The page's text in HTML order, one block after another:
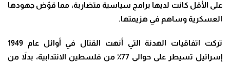
على الأقل كانت لديها برامج سياسية متضاربة، مما قوّض جهودها
العسكرية وساهم في هزيمتها.
تركت اتفاقيات الهدنة التي أنهت القتال في أوائل عام 1949
إسرائيل تسيطر على حوالي 77٪ من فلسطين الانتدابية، بدلاً من